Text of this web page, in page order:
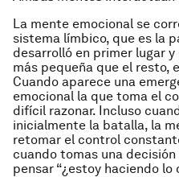
La mente emocional se
sistema límbico, que es la
desarrolló en primer lugar
más pequeña que el resto,
Cuando aparece una
emocional la que toma el
difícil razonar. Incluso
inicialmente la batalla, la
retomar el control
cuando tomas una
pensar “¿estoy haciendo lo